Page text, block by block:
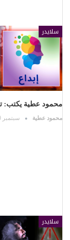
سلايدر
محمود عطية يكتب:
محمود عطية سبتمبر 30, 2024
سلايدر